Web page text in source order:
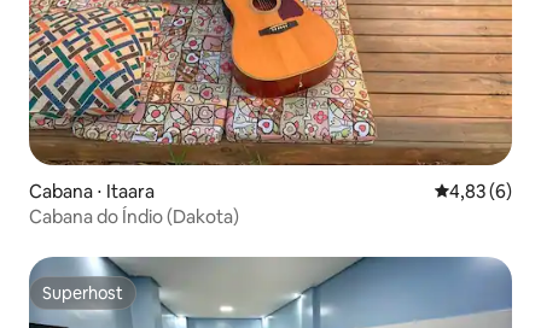
Cabana ⋅ Itaara 4,83 de uma
4,83 (6)
Cabana do Índio (Dakota)
Superhost
Superhost